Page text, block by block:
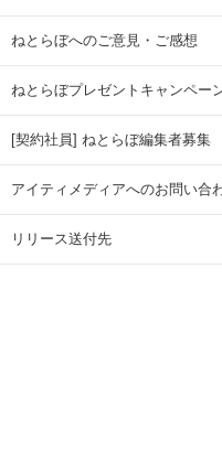
ねとらぼへのご意見・ご感想
ねとらぼプレゼントキャンペー
[契約社員] ねとらぼ編集者募集
アイティメディアへのお問い合
リリース送付先